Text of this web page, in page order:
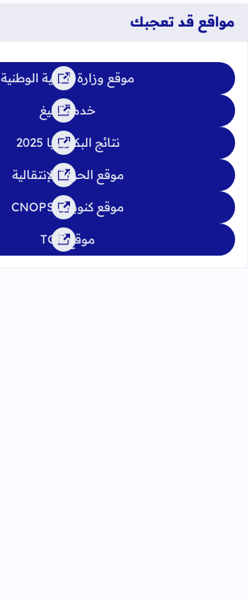
مواقع قد تعجبك
موقع وزارة التربية الوطنية
خدمة تبليغ
نتائج البكالوريا 2025
موقع الحركة الإنتقالية
موقع كنوبس CNOPS
موقع TGR